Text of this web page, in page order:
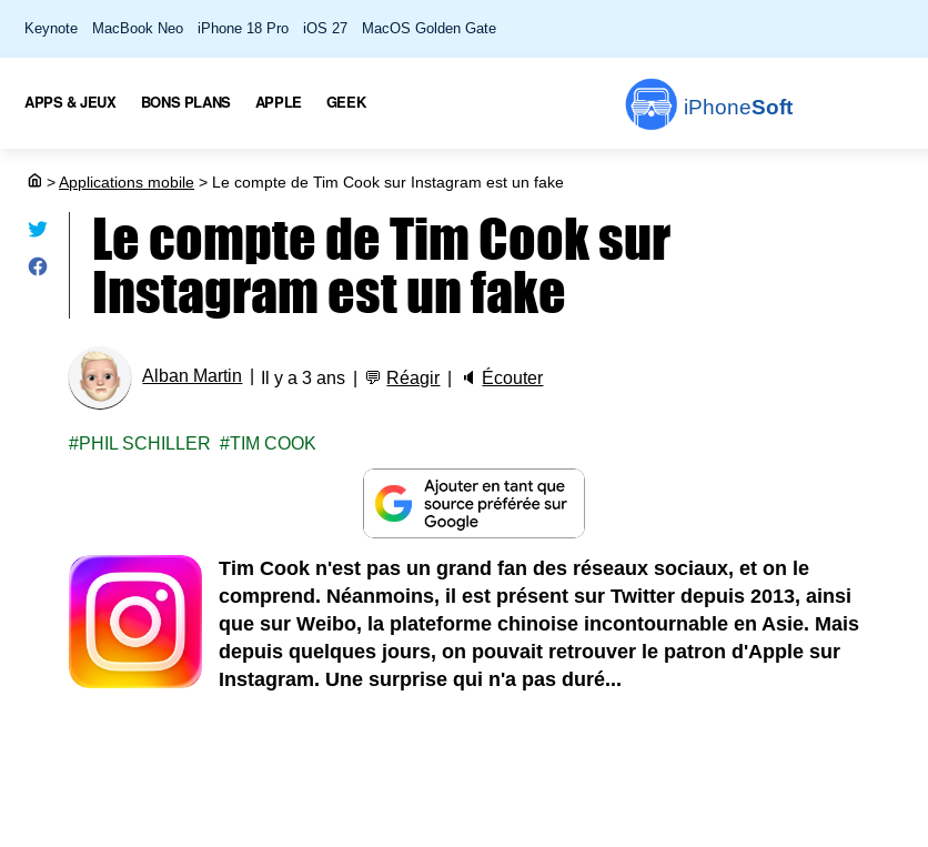
Keynote MacBook Neo iPhone 18 Pro iOS 27 MacOS Golden Gate
iPhoneSoft
APPS & JEUX BONS PLANS APPLE GEEK
>Applications mobile > Le compte de Tim Cook sur Instagram est un fake
Le compte de Tim Cook sur
Instagram est un fake
Alban Martin Il y a 3 ans 💬 Réagir 🔈 Écouter
PHIL SCHILLER TIM COOK
Tim Cook n'est pas un grand fan des réseaux sociaux, et on le
comprend. Néanmoins, il est présent sur Twitter depuis 2013, ainsi
que sur Weibo, la plateforme chinoise incontournable en Asie. Mais
depuis quelques jours, on pouvait retrouver le patron d'Apple sur
Instagram. Une surprise qui n'a pas duré...